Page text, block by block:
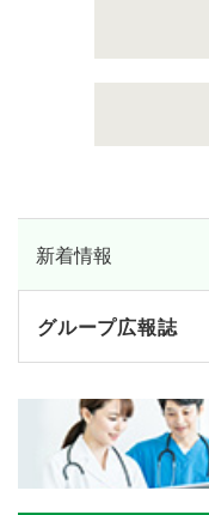
新着情報
グループ広報誌